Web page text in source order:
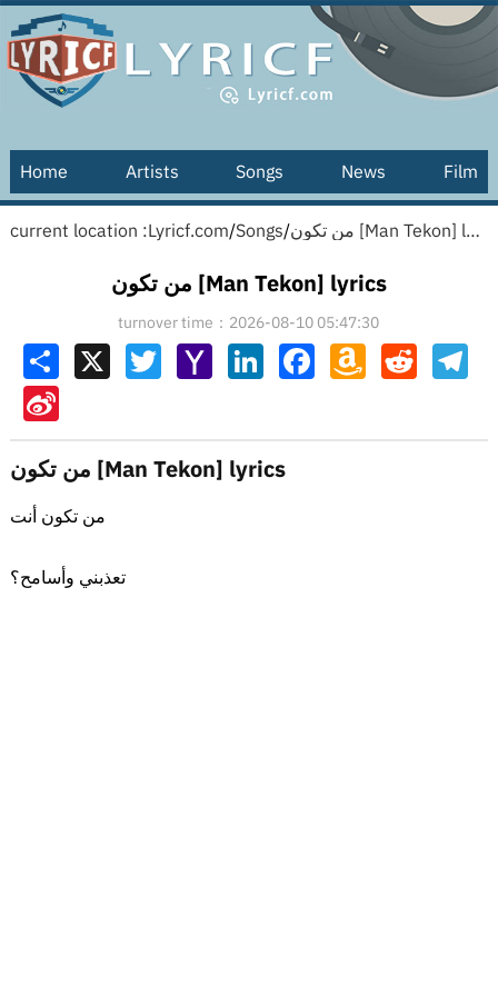
Home Artists Songs News Film
current location :Lyricf.com/Songs/ من تكون [Man Tekon] lyrics
من تكون [Man Tekon] lyrics
turnover time：2026-08-10 05:47:30
Share X TwitterYahoo
Mail
LinkedInFacebookAmazon
Wish
Reddit
Sina
Weibo
من تكون [Man Tekon] lyrics
من تكون أنت
تعذبني وأسامح؟